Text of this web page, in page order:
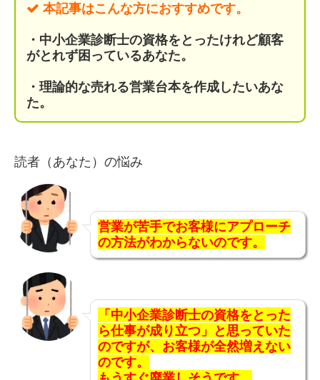
本記事はこんな方におすすめです。
・中小企業診断士の資格をとったけれど顧客
がとれず困っているあなた。
・理論的な売れる営業台本を作成したいあな
た。
読者（あなた）の悩み
営業が苦手でお客様にアプローチ
の方法がわからないのです。
「中小企業診断士の資格をとった
ら仕事が成り立つ」と思っていた
のですが、お客様が全然増えない
のです。